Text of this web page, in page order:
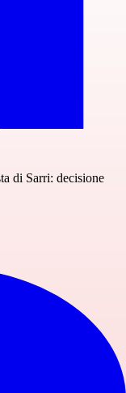
di Sarri: decisione